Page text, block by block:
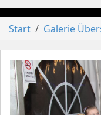
Start Galerie